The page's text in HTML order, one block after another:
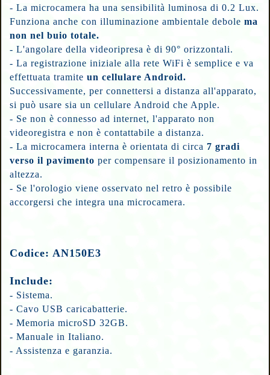
- La microcamera ha una sensibilità luminosa di 0.2 Lux.
Funziona anche con illuminazione ambientale debolema
non nel buio totale.
- L'angolare della videoripresa è di 90° orizzontali.
- La registrazione iniziale alla rete WiFi è semplice e va
effettuata tramiteun cellulare Android.
Successivamente, per connettersi a distanza all'apparato,
si può usare sia un cellulare Android che Apple.
- Se non è connesso ad internet, l'apparato non
videoregistra e non è contattabile a distanza.
- La microcamera interna è orientata di circa 7 gradi
verso il pavimentoper compensare il posizionamento in
altezza.
- Se l'orologio viene osservato nel retro è possibile
accorgersi che integra una microcamera.
Codice: AN150E3
Include:
- Sistema.
- Cavo USB caricabatterie.
- Memoria microSD 32GB.
- Manuale in Italiano.
- Assistenza e garanzia.